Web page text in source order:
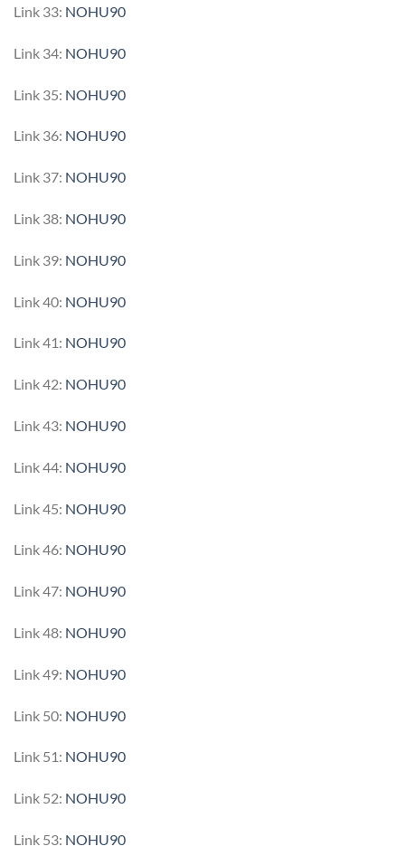
Link 33: NOHU90
Link 34: NOHU90
Link 35: NOHU90
Link 36: NOHU90
Link 37: NOHU90
Link 38: NOHU90
Link 39: NOHU90
Link 40: NOHU90
Link 41: NOHU90
Link 42: NOHU90
Link 43: NOHU90
Link 44: NOHU90
Link 45: NOHU90
Link 46: NOHU90
Link 47: NOHU90
Link 48: NOHU90
Link 49: NOHU90
Link 50: NOHU90
Link 51: NOHU90
Link 52: NOHU90
Link 53: NOHU90